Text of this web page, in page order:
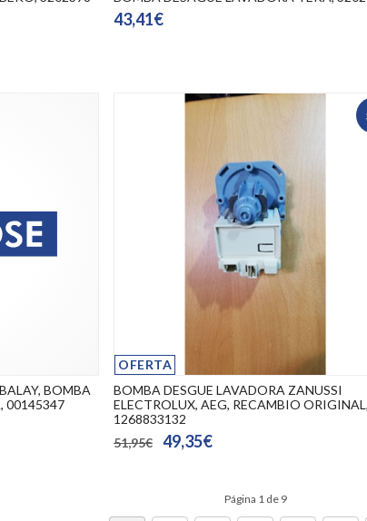
43,41€
BOMBA
00145347
OFERTA
BOMBA DESGUE LAVADORA ZANUSSI
ELECTROLUX, AEG, RECAMBIO ORIGINAL,
1268833132
51,95€
49,35€
Página 1 de 9